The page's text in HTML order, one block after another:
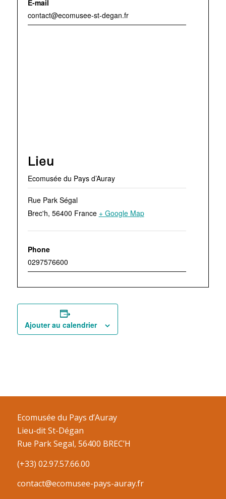
E-mail
contact@ecomusee-st-degan.fr
Lieu
Ecomusée du Pays d’Auray
Rue Park Ségal
Brec'h, 56400 France + Google Map
Phone
0297576600
Ajouter au calendrier
Ecomusée du Pays d’Auray
Lieu-dit St-Dégan
Rue Park Segal, 56400 BREC’H
(+33) 02.97.57.66.00
contact@ecomusee-pays-auray.fr